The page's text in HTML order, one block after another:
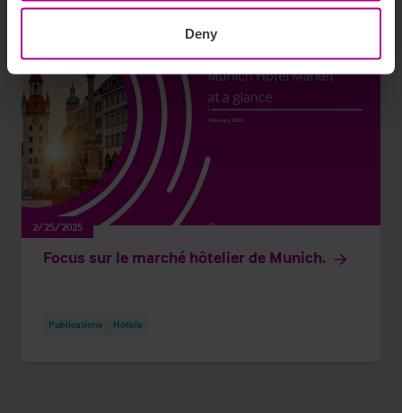
Deny
2/25/2025
Focus sur le marché hôtelier de Munich.
Publications Hotels